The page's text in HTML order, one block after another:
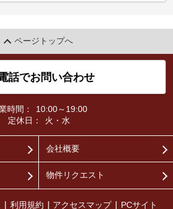
ページトップへ
話でお問い合わせ
時間：
10:00～19:00
定休日：
火・水
会社概要
物件リクエスト
利用規約 アクセスマップ PCサイト